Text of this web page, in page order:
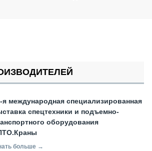
я международная специализированная
спецтехники и подъемно-
оборудования
больше →